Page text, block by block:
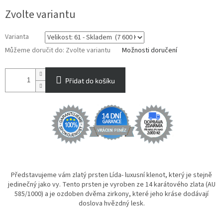
cena:
Zvolte variantu
Varianta
Můžeme doručit do: Zvolte variantu Možnosti doručení
Přidat do košíku
Představujeme vám zlatý prsten Lída- luxusní klenot, který je stejně
jedinečný jako vy. Tento prsten je vyroben ze 14 karátového zlata (AU
585/1000) a je ozdoben dvěma zirkony, které jeho kráse dodávají
doslova hvězdný lesk.